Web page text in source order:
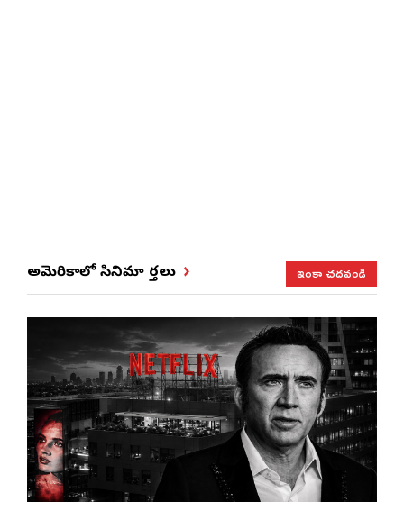
అమెరికాలో సినిమా వార్తలు ఇంకా చదవండి